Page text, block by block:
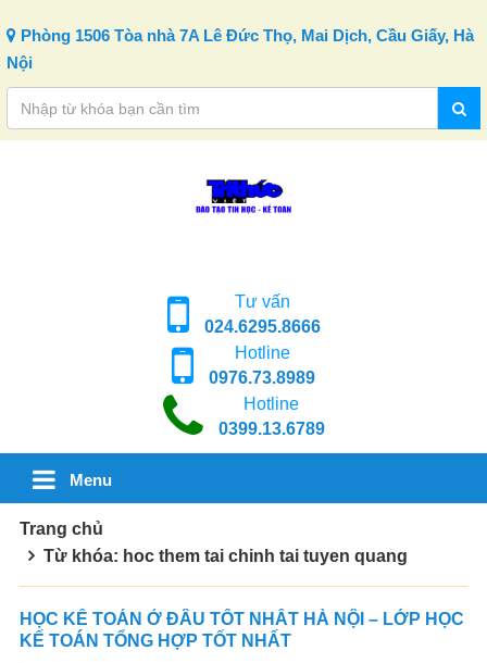
Phòng 1506 Tòa nhà 7A Lê Đức Thọ, Mai Dịch, Cầu Giấy, Hà
Nội
Tư vấn
024.6295.8666
Hotline
0976.73.8989
Hotline
0399.13.6789
Menu
Trang chủ
Từ khóa: hoc them tai chinh tai tuyen quang
HỌC KẾ TOÁN Ở ĐÂU TỐT NHẤT HÀ NỘI – LỚP HỌC
KẾ TOÁN TỔNG HỢP TỐT NHẤT